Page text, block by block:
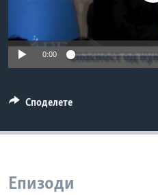
ИНТЕРВЈУА
0:00
Споделете
Епизоди